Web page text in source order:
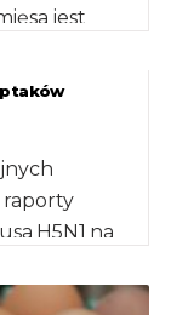
jest
raporty
H5N1 na